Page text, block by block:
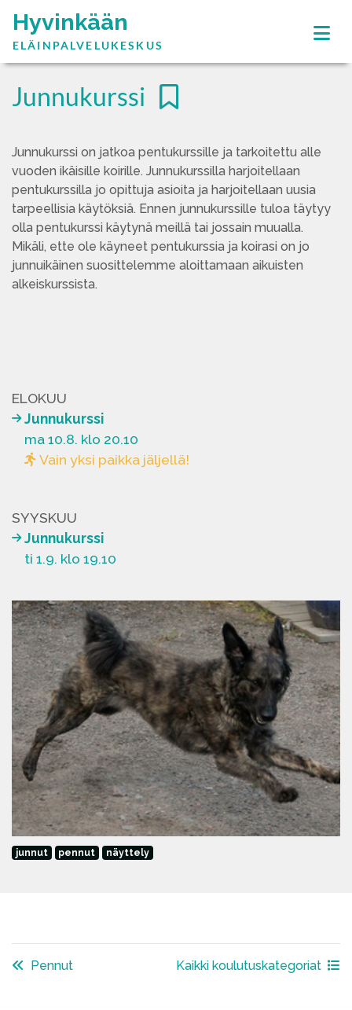
Hyvinkään
ELÄINPALVELUKESKUS
Junnukurssi
Junnukurssi on jatkoa pentukurssille ja tarkoitettu alle
vuoden ikäisille koirille. Junnukurssilla harjoitellaan
pentukurssilla jo opittuja asioita ja harjoitellaan uusia
tarpeellisia käytöksiä. Ennen junnukurssille tuloa täytyy
olla pentukurssi käytynä meillä tai jossain muualla.
Mikäli, ette ole käyneet pentukurssia ja koirasi on jo
junnuikäinen suosittelemme aloittamaan aikuisten
alkeiskurssista.
ELOKUU
Junnukurssi
ma 10.8. klo 20.10
Vain yksi paikka jäljellä!
SYYSKUU
Junnukurssi
ti 1.9. klo 19.10
junnut pennut näyttely
Pennut Kaikki koulutuskategoriat